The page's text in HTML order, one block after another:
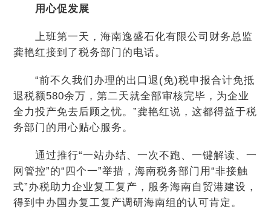
用心促发展
上班第一天，海南逸盛石化有限公司财务总监
龚艳红接到了税务部门的电话。
“前不久我们办理的出口退(免)税申报合计免抵
退税额580余万，第二天就全部审核完毕，为企业
全力投产免去后顾之忧。”龚艳红说，这都得益于税
务部门的用心贴心服务。
通过推行“一站办结、一次不跑、一键解读、一
网管控”的“四个一”举措，海南税务部门用“非接触
式”办税助力企业复工复产，服务海南自贸港建设，
得到中办国办复工复产调研海南组的认可肯定。